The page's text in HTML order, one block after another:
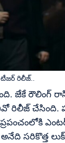
జేకే రౌలింగ్
రిలీజ్ చేసింది.
ఎంటర్
సరికొత్త
రిలీజ్..